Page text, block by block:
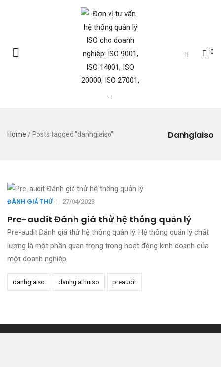
0
Danhgiaiso
Home / Posts tagged "danhgiaiso"
ĐÁNH GIÁ THỬ | 27/04/2023
Pre-audit Đánh giá thử hệ thống quản lý
Pre-audit Đánh giá thử hệ thống quản lý. Hệ thống quản lý chất
lượng là một phần quan trọng trong hoạt động kinh doanh của
một doanh nghiệp
danhgiaiso danhgiathuiso preaudit